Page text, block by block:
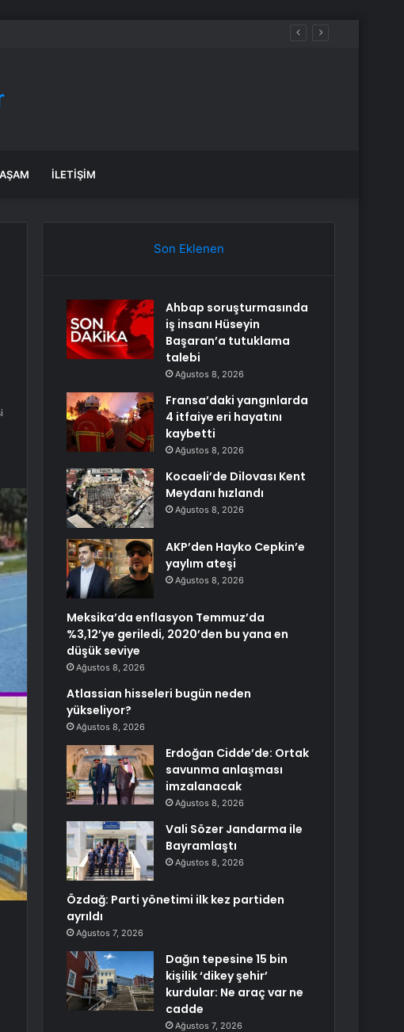
İLETIŞIM
Son Eklenen
Ahbap soruşturmasında
iş insanı Hüseyin
Başaran’a tutuklama
talebi
Ağustos 8, 2026
Fransa’daki yangınlarda
4 itfaiye eri hayatını
kaybetti
Ağustos 8, 2026
Kocaeli’de Dilovası Kent
Meydanı hızlandı
Ağustos 8, 2026
AKP’den Hayko Cepkin’e
yaylım ateşi
Ağustos 8, 2026
Meksika’da enflasyon Temmuz’da
%3,12’ye geriledi, 2020’den bu yana en
düşük seviye
Ağustos 8, 2026
Atlassian hisseleri bugün neden
yükseliyor?
Ağustos 8, 2026
Erdoğan Cidde’de: Ortak
savunma anlaşması
imzalanacak
Ağustos 8, 2026
Vali Sözer Jandarma ile
Bayramlaştı
Ağustos 8, 2026
Özdağ: Parti yönetimi ilk kez partiden
ayrıldı
Ağustos 7, 2026
Dağın tepesine 15 bin
kişilik ‘dikey şehir’
kurdular: Ne araç var ne
cadde
Ağustos 7, 2026